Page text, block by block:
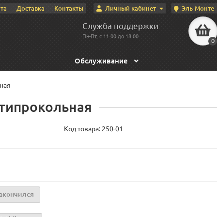
Эль-Монте
Личный кабинет
Доставка Контакты
Служба поддержки
Пн-Пт, с 11:00 до 18:00
0
Обслуживание
Код товара: 250-01